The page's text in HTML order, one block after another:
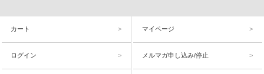
カート マイページ
ログイン メルマガ申し込み/停止